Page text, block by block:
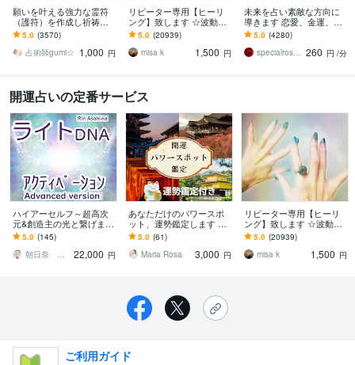
願いを叶える強力な霊符
（護符）を作成し祈祷致
します 縁結び、恋愛、復
縁、金運、仕事、人間関
係、健康、子宝など
5.0 (3570)
占術師gumi☆ 1,000 円
リピーター専用【ヒーリ
ング】致します ☆波動を
上げ、流れを良くします
☆
5.0 (20939)
misa k
1,500 円
未来を占い素敵な方向に
導きます 恋愛、金運、お
仕事運、人間関係など明
るい未来に繋げていきま
す
5.0 (4280)
specialrose ローズ 260 円 /分
開運占いの定番サービス
ハイアーセルフ～超高次
元&創造主の光と繋げます
ライトDNAアクティベー
ション☆超覚醒☆伝授☆
5.0 (145)
朝日奈 鈴（あさひな りん）
22,000 円
あなただけのパワースポ
ット、運勢鑑定します 吉
方位とパワースポットを
周り浄化し、運を味方に
開運しましょう
5.0 (61)
Maria Rosa
3,000 円
リピーター専用【ヒーリ
ング】致します ☆波動を
上げ、流れを良くします
☆
5.0 (20939)
misa k
1,500 円
ご利用ガイド